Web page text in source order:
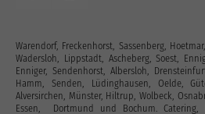
Warendorf, Freckenhorst, Sassenberg,
Wadersloh, Lippstadt, Ascheberg, Soest,
Enniger, Sendenhorst, Albersloh,
Hamm, Senden, Lüdinghausen, Oelde,
Alversirchen, Münster, Hiltrup, Wolbeck,
Essen, Dortmund und Bochum. Catering,